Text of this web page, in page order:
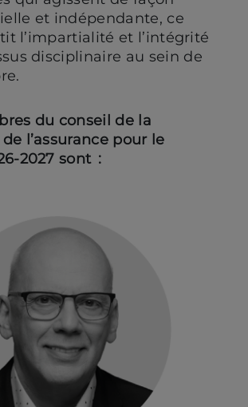
et indépendante, ce
l’impartialité et l’intégrité
disciplinaire au sein de
du conseil de la
l’assurance pour le
2027 sont :